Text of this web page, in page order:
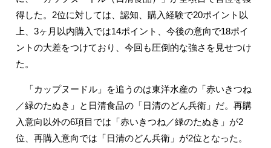
得した。2位に対しては、認知、購入経験で20ポイント以
上、3ヶ月以内購入では14ポイント、今後の意向で18ポイ
ントの大差をつけており、今回も圧倒的な強さを見せつけ
た。
「カップヌードル」を追うのは東洋水産の「赤いきつね
／緑のたぬき」と日清食品の「日清のどん兵衛」だ。再購
入意向以外の6項目では「赤いきつね／緑のたぬき」が2
位、再購入意向では「日清のどん兵衛」が2位となった。